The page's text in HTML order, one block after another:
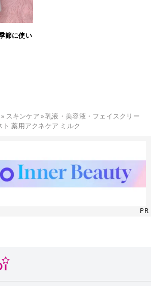
節に使い
» スキンケア»乳液・美容液・フェイスクリー
ト 薬用アクネケア ミルク
PR